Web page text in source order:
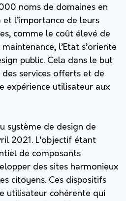
noms de domaines en
l’importance de leurs
comme le coût élevé de
l’Etat s’oriente
public. Cela dans le but
services offerts et de
expérience utilisateur aux
système de design de
2021. L’objectif étant
de composants
des sites harmonieux
citoyens. Ces dispositifs
utilisateur cohérente qui